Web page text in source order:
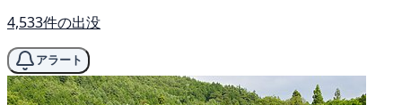
4,533件の出没
アラート